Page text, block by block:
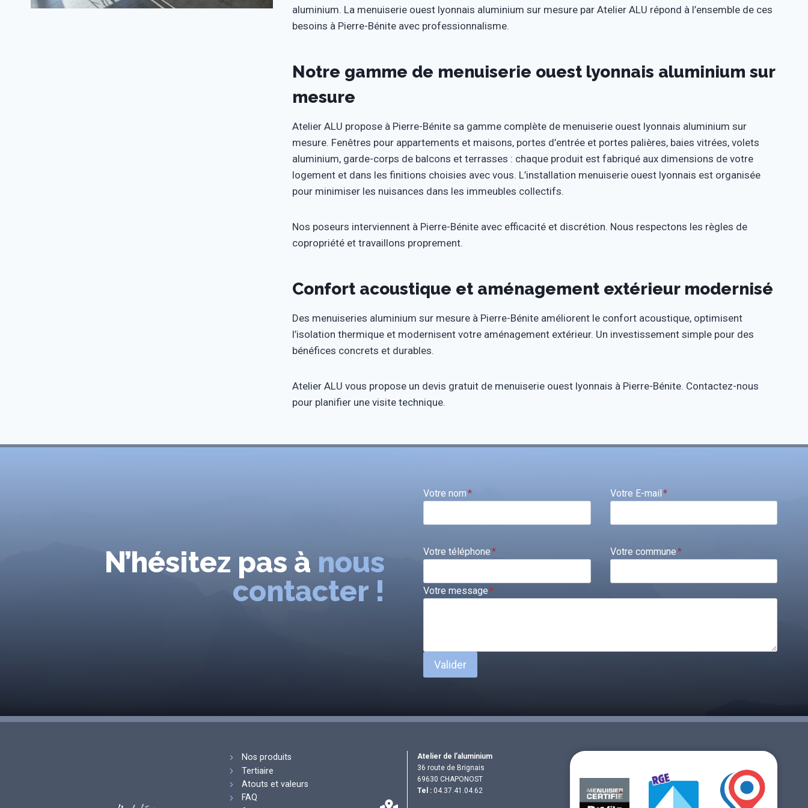
aluminium. La menuiserie ouest lyonnais aluminium sur mesure par Atelier ALU répond à l’ensemble de ces
besoins à Pierre-Bénite avec professionnalisme.
Notre gamme de menuiserie ouest lyonnais aluminium sur
mesure
Atelier ALU propose à Pierre-Bénite sa gamme complète de menuiserie ouest lyonnais aluminium sur
mesure. Fenêtres pour appartements et maisons, portes d’entrée et portes palières, baies vitrées, volets
aluminium, garde-corps de balcons et terrasses : chaque produit est fabriqué aux dimensions de votre
logement et dans les finitions choisies avec vous. L’installation menuiserie ouest lyonnais est organisée
pour minimiser les nuisances dans les immeubles collectifs.
Nos poseurs interviennent à Pierre-Bénite avec efficacité et discrétion. Nous respectons les règles de
copropriété et travaillons proprement.
Confort acoustique et aménagement extérieur modernisé
Des menuiseries aluminium sur mesure à Pierre-Bénite améliorent le confort acoustique, optimisent
l’isolation thermique et modernisent votre aménagement extérieur. Un investissement simple pour des
bénéfices concrets et durables.
Atelier ALU vous propose un devis gratuit de menuiserie ouest lyonnais à Pierre-Bénite. Contactez-nous
pour planifier une visite technique.
N’hésitez pas à nous
contacter !
Votre nom* Votre E-mail*
Votre téléphone* Votre commune*
Votre message*
Valider
Nos produits
Tertiaire
Atouts et valeurs
FAQ
Atelier de l’aluminium
36 route de Brignais
69630 CHAPONOST
Tel :04.37.41.04.62